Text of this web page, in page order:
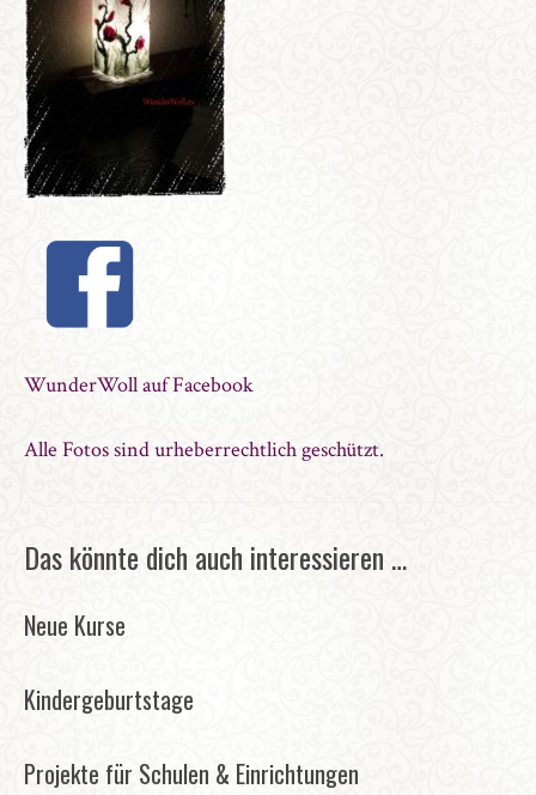
WunderWoll auf Facebook
Alle Fotos sind urheberrechtlich geschützt.
Das könnte dich auch interessieren …
Neue Kurse
Kindergeburtstage
Projekte für Schulen & Einrichtungen